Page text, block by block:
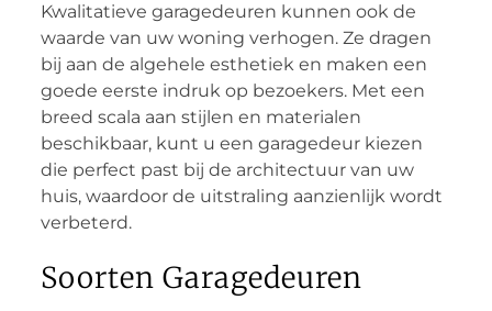
Kwalitatieve garagedeuren kunnen ook de
waarde van uw woning verhogen. Ze dragen
bij aan de algehele esthetiek en maken een
goede eerste indruk op bezoekers. Met een
breed scala aan stijlen en materialen
beschikbaar, kunt u een garagedeur kiezen
die perfect past bij de architectuur van uw
huis, waardoor de uitstraling aanzienlijk wordt
verbeterd.
Soorten Garagedeuren